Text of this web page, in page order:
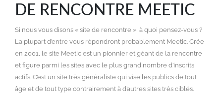
DE RENCONTRE MEETIC
Si nous vous disons « site de rencontre », à quoi pensez-vous ?
La plupart d’entre vous répondront probablement Meetic. Crée
en 2001, le site Meetic est un pionnier et géant de la rencontre
et figure parmi les sites avec le plus grand nombre d’inscrits
actifs. C’est un site très généraliste qui vise les publics de tout
âge et de tout type contrairement à d’autres sites très ciblés.